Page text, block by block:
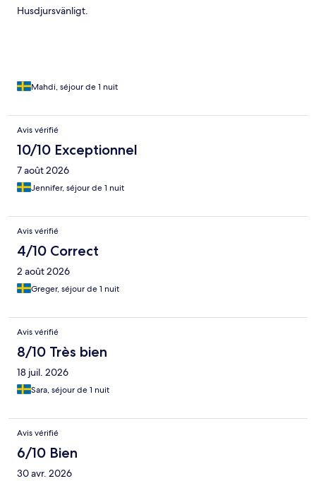
Husdjursvänligt.
Mahdi, séjour de 1 nuit
Avis vérifié
10/10 Exceptionnel
7 août 2026
Jennifer, séjour de 1 nuit
Avis vérifié
4/10 Correct
2 août 2026
Greger, séjour de 1 nuit
Avis vérifié
8/10 Très bien
18 juil. 2026
Sara, séjour de 1 nuit
Avis vérifié
6/10 Bien
30 avr. 2026